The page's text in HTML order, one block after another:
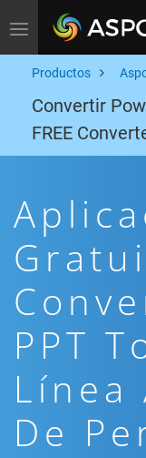
Toggle navigation
Productos
Convertir
FREE
PPT
Línea
De